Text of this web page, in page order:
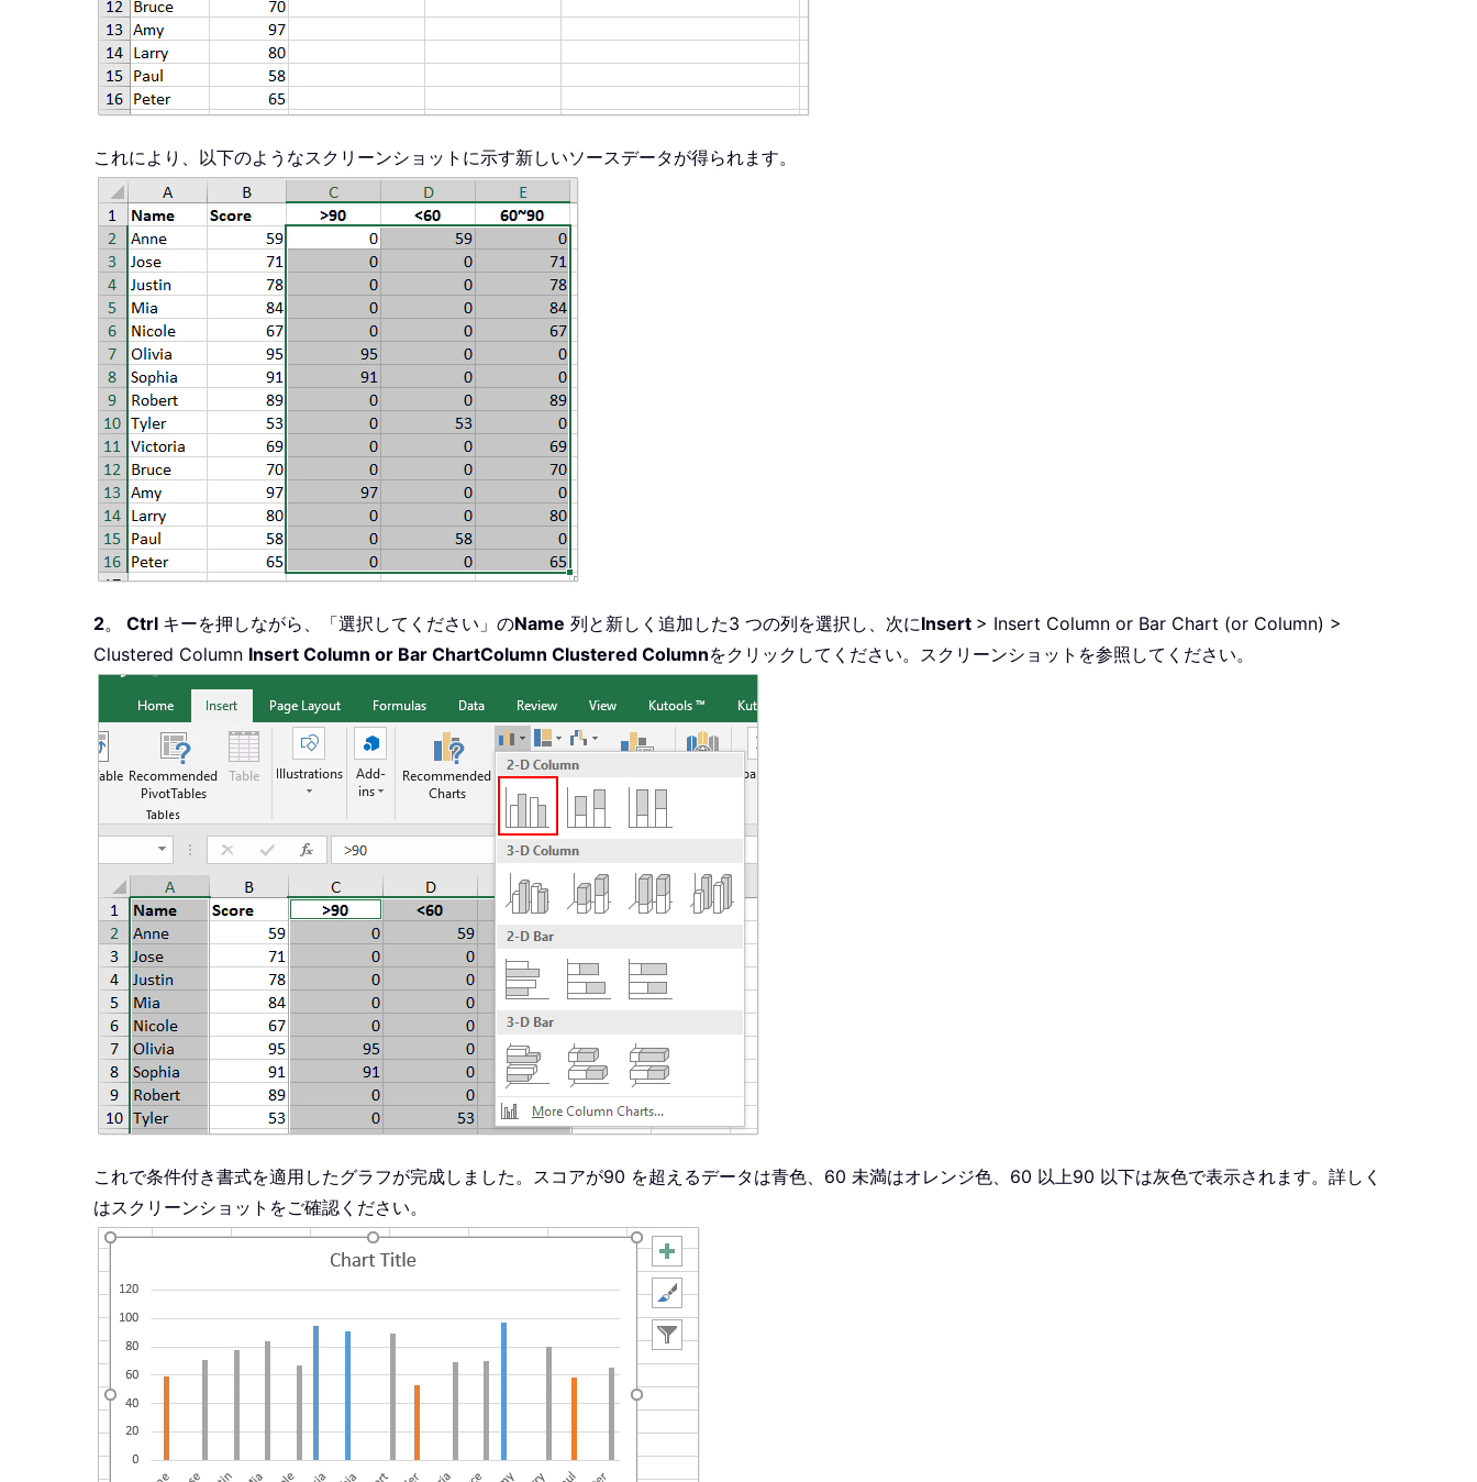
これにより、以下のようなスクリーンショットに示す新しいソースデータが得られます。
2。 Ctrl キーを押しながら、「選択してください」のName 列と新しく追加した3 つの列を選択し、次にInsert > Insert Column or Bar Chart (or Column) >
Clustered Column Insert Column or Bar ChartColumn Clustered Columnをクリックしてください。スクリーンショットを参照してください。
これで条件付き書式を適用したグラフが完成しました。スコアが90 を超えるデータは青色、60 未満はオレンジ色、60 以上90 以下は灰色で表示されます。詳しく
はスクリーンショットをご確認ください。